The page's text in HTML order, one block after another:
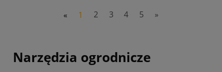
« 1 2 3 4 5 »
Narzędzia ogrodnicze